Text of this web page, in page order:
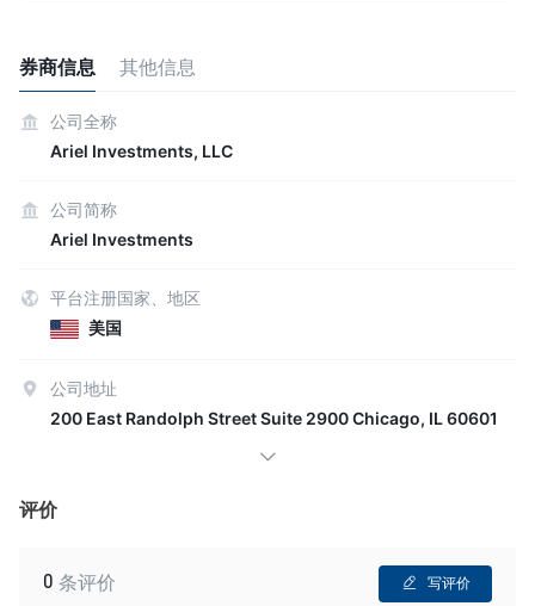
券商信息 其他信息
公司全称
Ariel Investments, LLC
公司简称
Ariel Investments
平台注册国家、地区
美国
公司地址
200 East Randolph Street Suite 2900 Chicago, IL 60601
评价
0 条评价 写评价